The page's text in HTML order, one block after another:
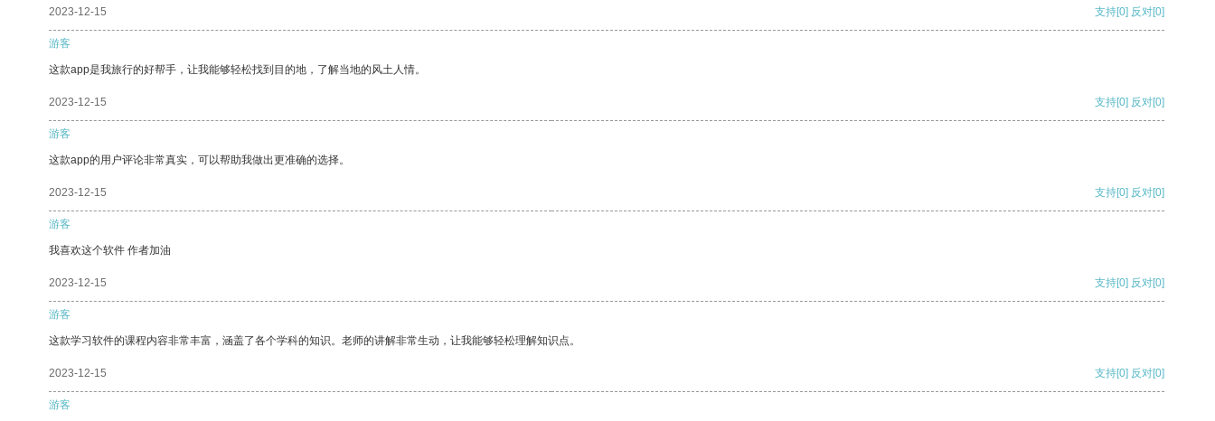
2023-12-15 支持[0] 反对[0]
游客
这款app是我旅行的好帮手，让我能够轻松找到目的地，了解当地的风土人情。
2023-12-15 支持[0] 反对[0]
游客
这款app的用户评论非常真实，可以帮助我做出更准确的选择。
2023-12-15 支持[0] 反对[0]
游客
我喜欢这个软件 作者加油
2023-12-15 支持[0] 反对[0]
游客
这款学习软件的课程内容非常丰富，涵盖了各个学科的知识。老师的讲解非常生动，让我能够轻松理解知识点。
2023-12-15 支持[0] 反对[0]
游客